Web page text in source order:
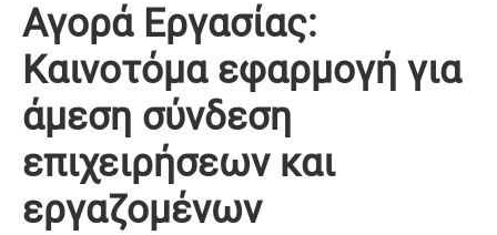
Αγορά Εργασίας:
Καινοτόμα εφαρμογή για
άμεση σύνδεση
επιχειρήσεων και
εργαζομένων